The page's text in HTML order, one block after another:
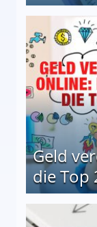
Geld
die Top